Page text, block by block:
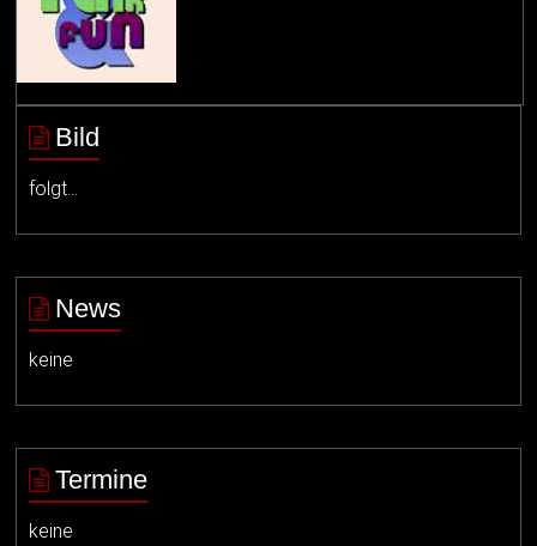
Bild
folgt…
News
keine
Termine
keine